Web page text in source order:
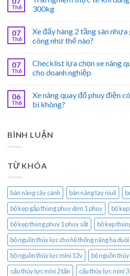
Th8
300kg
07
Th8
Xe đẩy hàng 2 tầng sàn
công như thế nào?
07
Th8
Checklist lựa chọn xe nâng
cho doanh nghiệp
06
Th8
Xe nâng quay đổ phuy điện
bì không?
BÌNH LUẬN
TỪ KHÓA
bàn nâng cây cành bàn nâng tay niuli
bộ kẹp gắp thùng phuy đơn 1 phuy
bộ
bộ kẹp thùng phuy 1 phuy sắt
bộ kẹp
bộ nguồn thủy lực cho hệ thống nâng hạ đuôi
bộ nguồn thủy lực mini 12v
bộ nguồn
cẩu thủy lực mini 2 tấn
cẩu thủy lực mini 3